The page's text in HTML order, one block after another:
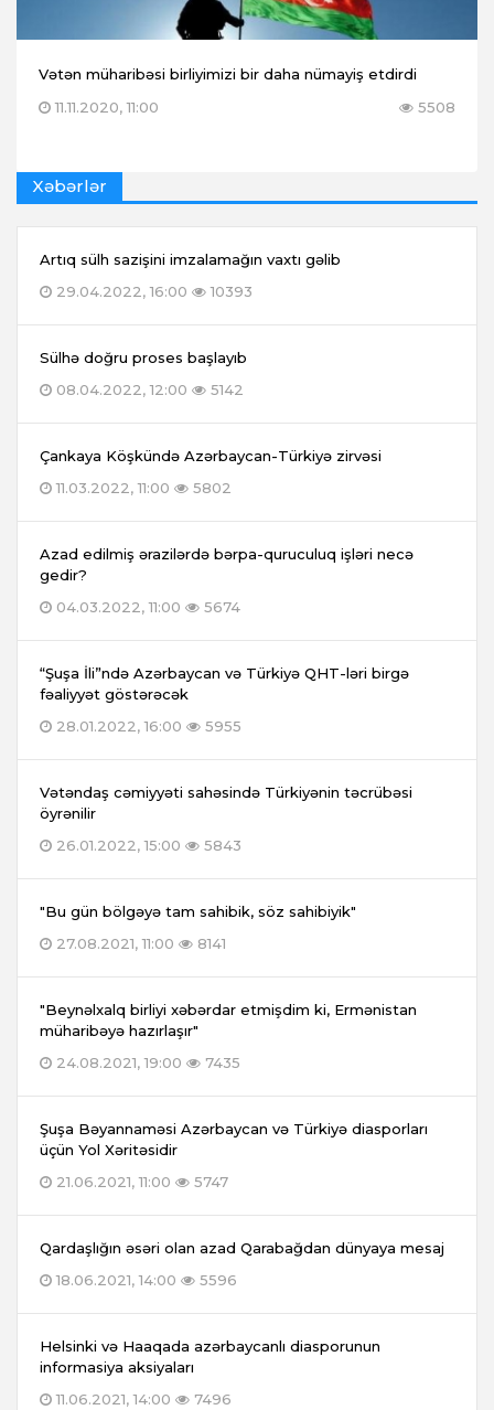
Vətən müharibəsi birliyimizi bir daha nümayiş etdirdi
11.11.2020, 11:00
5508
Xəbərlər
Artıq sülh sazişini imzalamağın vaxtı gəlib
29.04.2022, 16:00
10393
Sülhə doğru proses başlayıb
08.04.2022, 12:00
5142
Çankaya Köşkündə Azərbaycan-Türkiyə zirvəsi
11.03.2022, 11:00
5802
Azad edilmiş ərazilərdə bərpa-quruculuq işləri necə
gedir?
04.03.2022, 11:00
5674
“Şuşa İli”ndə Azərbaycan və Türkiyə QHT-ləri birgə
fəaliyyət göstərəcək
28.01.2022, 16:00
5955
Vətəndaş cəmiyyəti sahəsində Türkiyənin təcrübəsi
öyrənilir
26.01.2022, 15:00
5843
"Bu gün bölgəyə tam sahibik, söz sahibiyik"
27.08.2021, 11:00
8141
"Beynəlxalq birliyi xəbərdar etmişdim ki, Ermənistan
müharibəyə hazırlaşır"
24.08.2021, 19:00
7435
Şuşa Bəyannaməsi Azərbaycan və Türkiyə diasporları
üçün Yol Xəritəsidir
21.06.2021, 11:00
5747
Qardaşlığın əsəri olan azad Qarabağdan dünyaya mesaj
18.06.2021, 14:00
5596
Helsinki və Haaqada azərbaycanlı diasporunun
informasiya aksiyaları
11.06.2021, 14:00
7496